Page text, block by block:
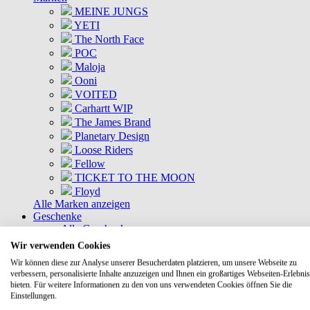
MEINE JUNGS
YETI
The North Face
POC
Maloja
Ooni
VOITED
Carhartt WIP
The James Brand
Planetary Design
Loose Riders
Fellow
TICKET TO THE MOON
Floyd
Alle Marken anzeigen
Geschenke
Alle Geschenke
Geschenkkisten
DEALS
Aktuelle Deals
Kommende Deals
Wir verwenden Cookies
Wir können diese zur Analyse unserer Besucherdaten platzieren, um unsere Webseite zu
verbessern, personalisierte Inhalte anzuzeigen und Ihnen ein großartiges Webseiten-
bieten. Für weitere Informationen zu den von uns verwendeten Cookies öffnen Sie die
Einstellungen.